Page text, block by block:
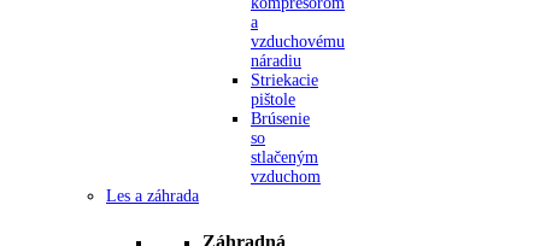
a
vzduchovému
náradiu
Striekacie
pištole
Brúsenie
so
stlačeným
vzduchom
Les a záhrada
Záhradná